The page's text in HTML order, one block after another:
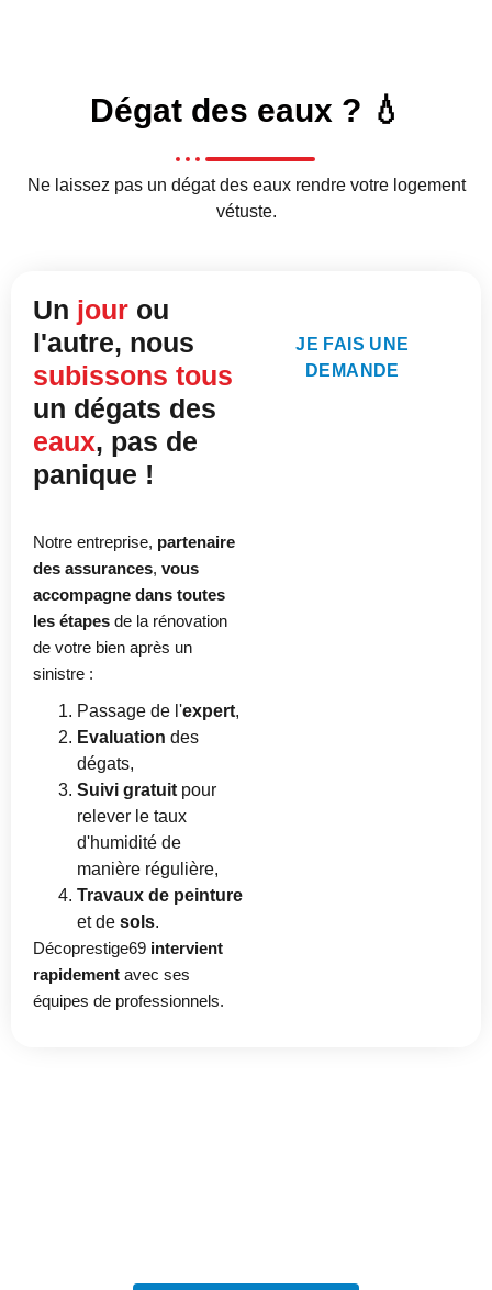
Dégat des eaux ? 💧
Ne laissez pas un dégat des eaux rendre votre logement
vétuste.
Un jour ou
l'autre, nous
subissons tous
un dégats des
eaux, pas de
panique !
Notre entreprise, partenaire
des assurances, vous
accompagne dans toutes
les étapes de la rénovation
de votre bien après un
sinistre :
Passage de l'expert,
Evaluation des
dégats,
Suivi gratuit pour
relever le taux
d'humidité de
manière régulière,
Travaux de peinture
et de sols.
Décoprestige69 intervient
rapidement avec ses
équipes de professionnels.
JE FAIS UNE
DEMANDE